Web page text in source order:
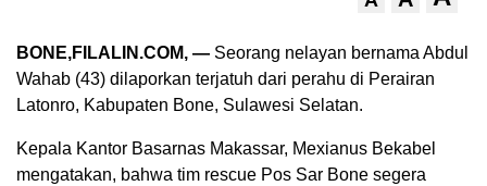
BONE,FILALIN.COM, — Seorang nelayan bernama Abdul
Wahab (43) dilaporkan terjatuh dari perahu di Perairan
Latonro, Kabupaten Bone, Sulawesi Selatan.
Kepala Kantor Basarnas Makassar, Mexianus Bekabel
mengatakan, bahwa tim rescue Pos Sar Bone segera